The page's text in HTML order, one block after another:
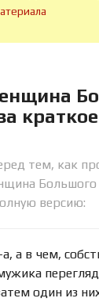
краткое
тем, как
версию:
а в чем,
один из